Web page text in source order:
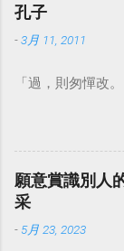
孔子
-3月 11, 2011
「過，則匆憚改
願意賞識別人
采
- 5月 23, 2023